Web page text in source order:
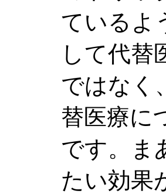
ているよ
して代替
ではなく
替医療に
です。ま
たい効果